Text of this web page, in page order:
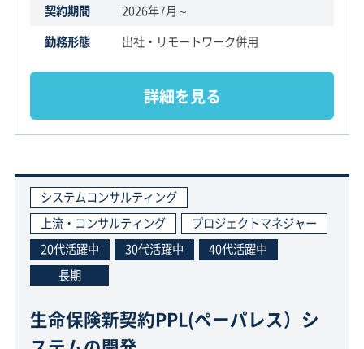
契約期間
2026年7月～
勤務形態
出社・リモートワーク併用
詳細を見る
システムコンサルティング
上流・コンサルティング
プロジェクトマネジャー
20代活躍中
30代活躍中
40代活躍中
長期
生命保険新契約PPL(ペーパレス）シ